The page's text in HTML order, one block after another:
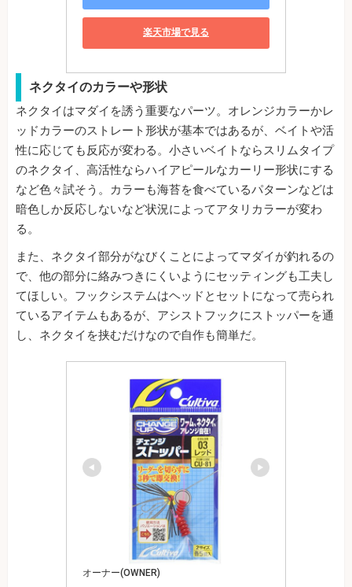
楽天市場で見る
ネクタイのカラーや形状
ネクタイはマダイを誘う重要なパーツ。オレンジカラーかレ
ッドカラーのストレート形状が基本ではあるが、ベイトや活
性に応じても反応が変わる。小さいベイトならスリムタイプ
のネクタイ、高活性ならハイアピールなカーリー形状にする
など色々試そう。カラーも海苔を食べているパターンなどは
暗色しか反応しないなど状況によってアタリカラーが変わ
る。
また、ネクタイ部分がなびくことによってマダイが釣れるの
で、他の部分に絡みつきにくいようにセッティングも工夫し
てほしい。フックシステムはヘッドとセットになって売られ
ているアイテムもあるが、アシストフックにストッパーを通
し、ネクタイを挟むだけなので自作も簡単だ。
オーナー(OWNER)